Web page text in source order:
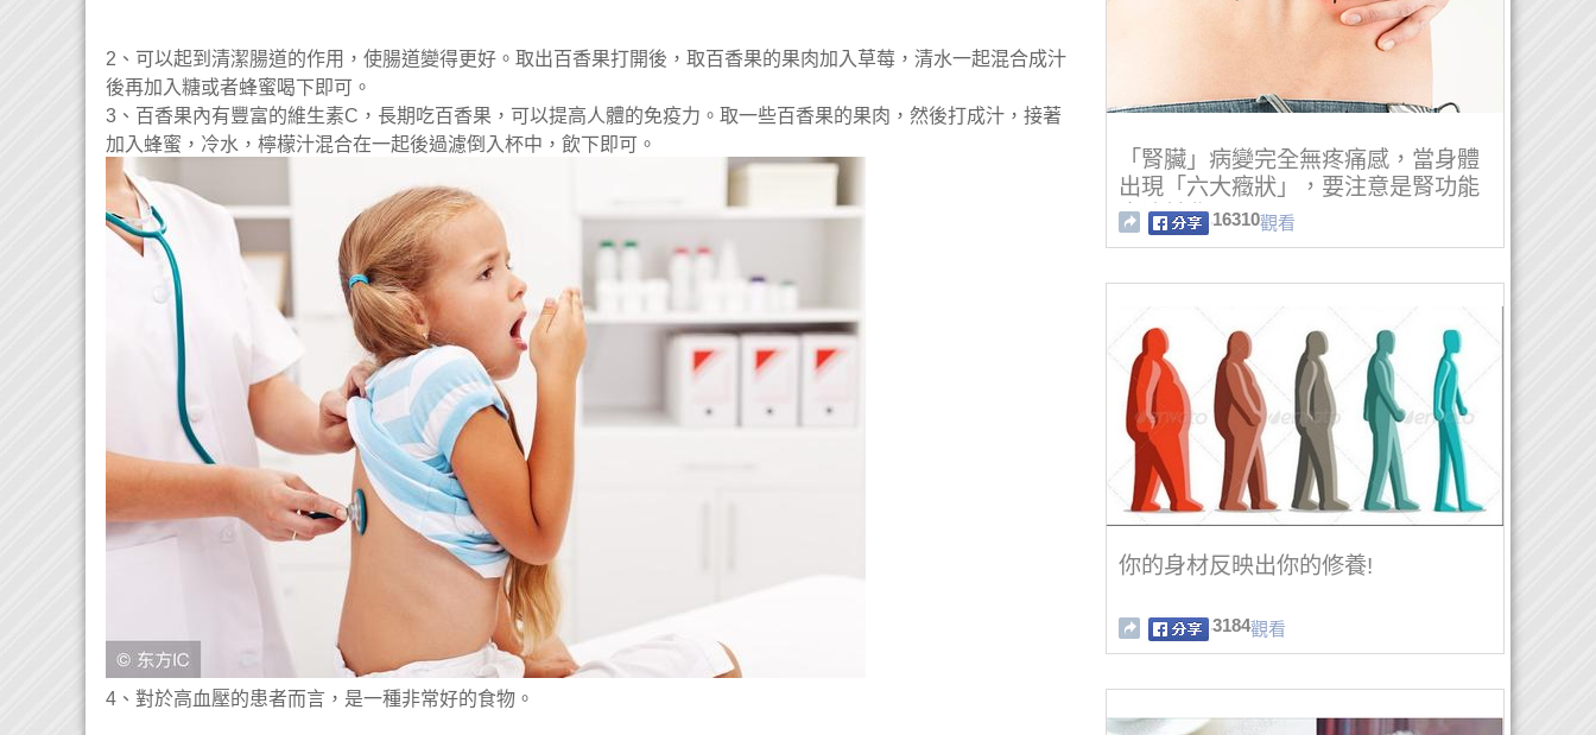
2、可以起到清潔腸道的作用，使腸道變得更好。取出百香果打開後，取百香果的果肉加入草莓，清水一起混合成汁
後再加入糖或者蜂蜜喝下即可。
3、百香果內有豐富的維生素C，長期吃百香果，可以提高人體的免疫力。取一些百香果的果肉，然後打成汁，接著
加入蜂蜜，冷水，檸檬汁混合在一起後過濾倒入杯中，飲下即可。
4、對於高血壓的患者而言，是一種非常好的食物。
「腎臟」病變完全無疼痛感，當身體
出現「六大癥狀」，要注意是腎功能
崩潰前兆！16310觀看
你的身材反映出你的修養!
3184觀看